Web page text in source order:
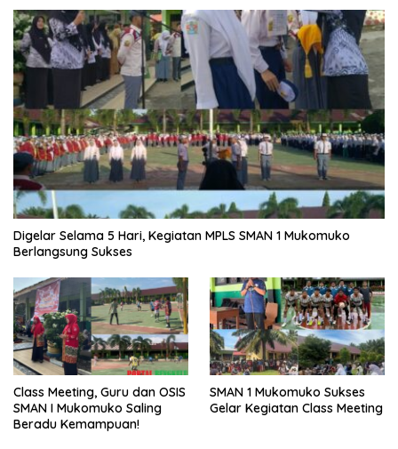
Digelar Selama 5 Hari, Kegiatan MPLS SMAN 1 Mukomuko
Berlangsung Sukses
Class Meeting, Guru dan OSIS
SMAN I Mukomuko Saling
Beradu Kemampuan!
SMAN 1 Mukomuko Sukses
Gelar Kegiatan Class Meeting